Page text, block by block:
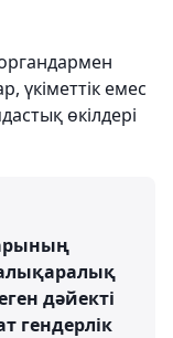
үкіметтік емес
өкілдері
дәйекті
гендерлік